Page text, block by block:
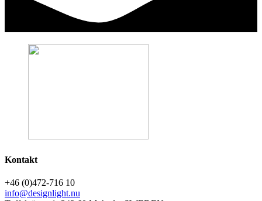
Kontakt
+46 (0)472-716 10
info@designlight.nu